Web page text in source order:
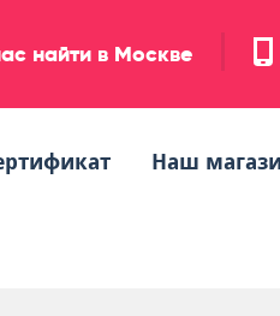
найти в Москве
Наш